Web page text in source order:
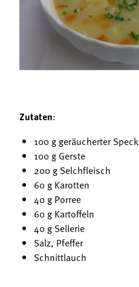
Mitgliedschaft
Landessekretariat
Bäuerliche Buffets
Hofgeschichten
Zutaten:
100 g geräucherter Speck
100 g Gerste
200 g Selchfleisch
60 g Karotten
40 g Porree
60 g Kartoffeln
40 g Sellerie
Salz, Pfeffer
Schnittlauch